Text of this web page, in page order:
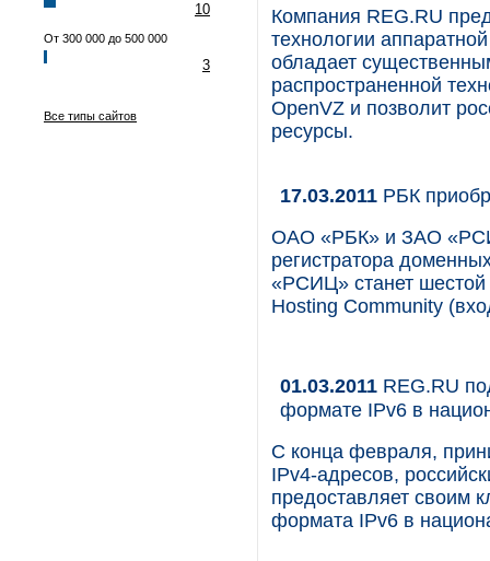
10
От 300 000 до 500 000
3
Все типы сайтов
Компания REG.RU
технологии
обладает
распространенной
OpenVZ и позволит
ресурсы.
17.03.2011 РБК
ОАО «РБК» и ЗАО
регистратора
«РСИЦ» станет шестой
Hosting Community
01.03.2011 REG.RU
формате IPv6 в
С конца февраля,
IPv4-адресов,
предоставляет своим
формата IPv6 в